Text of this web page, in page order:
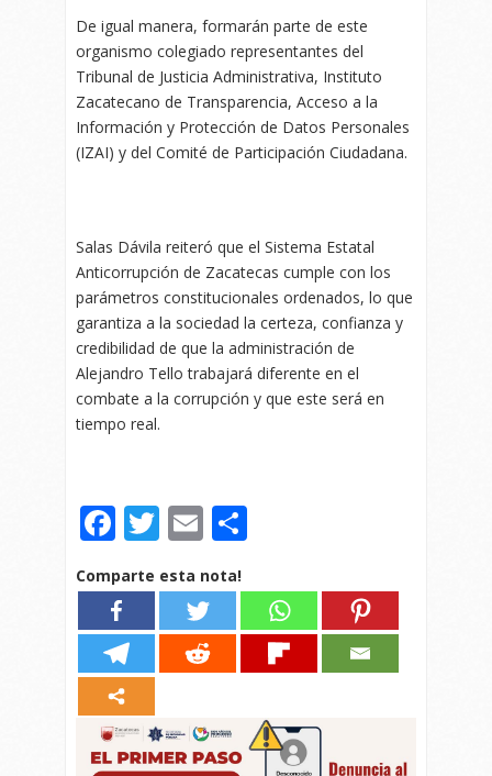
De igual manera, formarán parte de este
organismo colegiado representantes del
Tribunal de Justicia Administrativa, Instituto
Zacatecano de Transparencia, Acceso a la
Información y Protección de Datos Personales
(IZAI) y del Comité de Participación Ciudadana.
Salas Dávila reiteró que el Sistema Estatal
Anticorrupción de Zacatecas cumple con los
parámetros constitucionales ordenados, lo que
garantiza a la sociedad la certeza, confianza y
credibilidad de que la administración de
Alejandro Tello trabajará diferente en el
combate a la corrupción y que este será en
tiempo real.
Facebook
Twitter
Email
Comparte esta nota!